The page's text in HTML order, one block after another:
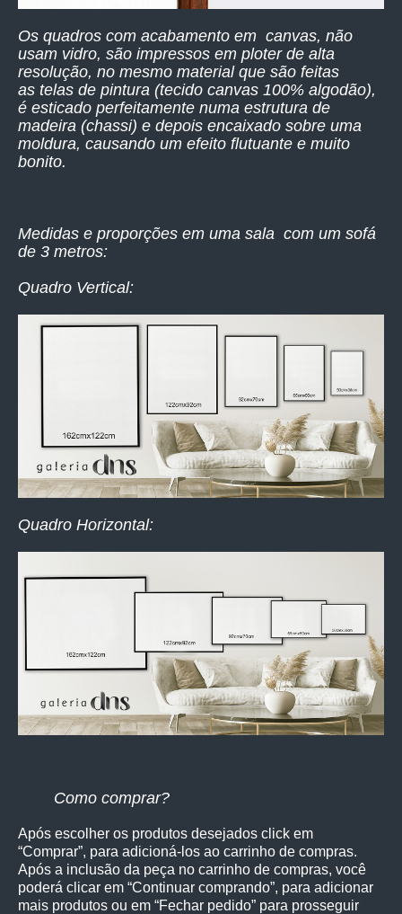
Os quadros com acabamento em canvas, não
usam vidro, são impressos em ploter de alta
resolução, no mesmo material que são feitas
as telas de pintura (tecido canvas 100% algodão),
é esticado perfeitamente numa estrutura de
madeira (chassi) e depois encaixado sobre uma
moldura, causando um efeito flutuante e muito
bonito.
Medidas e proporções em uma sala com um sofá
de 3 metros:
Quadro Vertical:
Quadro Horizontal:
Como comprar?
Após escolher os produtos desejados click em
“Comprar”, para adicioná-los ao carrinho de compras.
Após a inclusão da peça no carrinho de compras, você
poderá clicar em “Continuar comprando”, para adicionar
mais produtos ou em “Fechar pedido” para prosseguir